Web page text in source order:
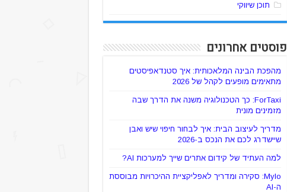
תוכן שיווקי
פוסטים אחרונים
מהפכת הבינה המלאכותית: איך סטנדאפיסטים
מתאימים מופעים לקהל של 2026
ForTaxi: כך הטכנולוגיה משנה את הדרך שבה
מזמינים מונית
מדריך לעיצוב הבית: איך לבחור חיפוי שיש ואבן
שיישדרג לכם את הנכס ב-2026
למה העתיד של קידום אתרים שייך למערכות AI?
Mylo: סקירה ומדריך לאפליקציית ההיכרויות מבוססת
ה-AI